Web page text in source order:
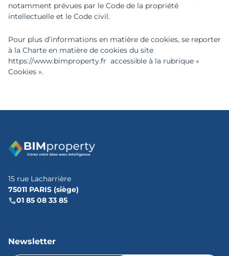
notamment prévues par le Code de la propriété
intellectuelle et le Code civil.
Pour plus d’informations en matière de cookies, se reporter
à la Charte en matière de cookies du site
https://www.bimproperty.fr accessible à la rubrique «
Cookies ».
15 rue Lacharrière
75011 PARIS (siège)
01 85 08 33 85
Newsletter